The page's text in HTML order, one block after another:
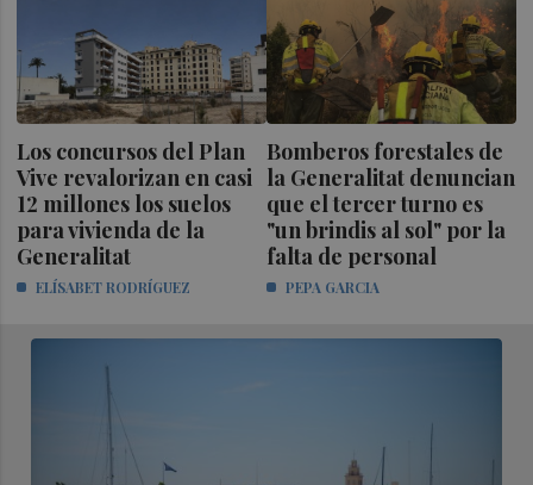
Los concursos del Plan
Vive revalorizan en casi
12 millones los suelos
para vivienda de la
Generalitat
ELÍSABET RODRÍGUEZ
Bomberos forestales de
la Generalitat denuncian
que el tercer turno es
"un brindis al sol" por la
falta de personal
PEPA GARCIA